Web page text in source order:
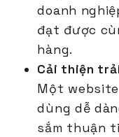
doanh
đạt được
hàng.
Cải thiện
Một
dùng dễ
sắm thuận